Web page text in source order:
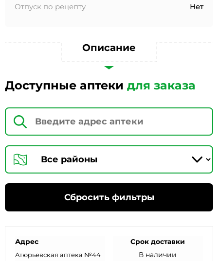
Отпуск по рецепту
Нет
Описание
Доступные аптеки для заказа
Сбросить фильтры
Адрес
Атюрьевская аптека №44
Срок доставки
В наличии